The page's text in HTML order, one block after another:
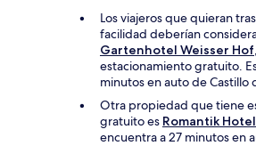
Los viajeros que quieran
facilidad deberían
Gartenhotel Weisser Hof
estacionamiento gratuito.
minutos en auto de Castillo
Otra propiedad que tiene
gratuito es Romantik
encuentra a 27 minutos en